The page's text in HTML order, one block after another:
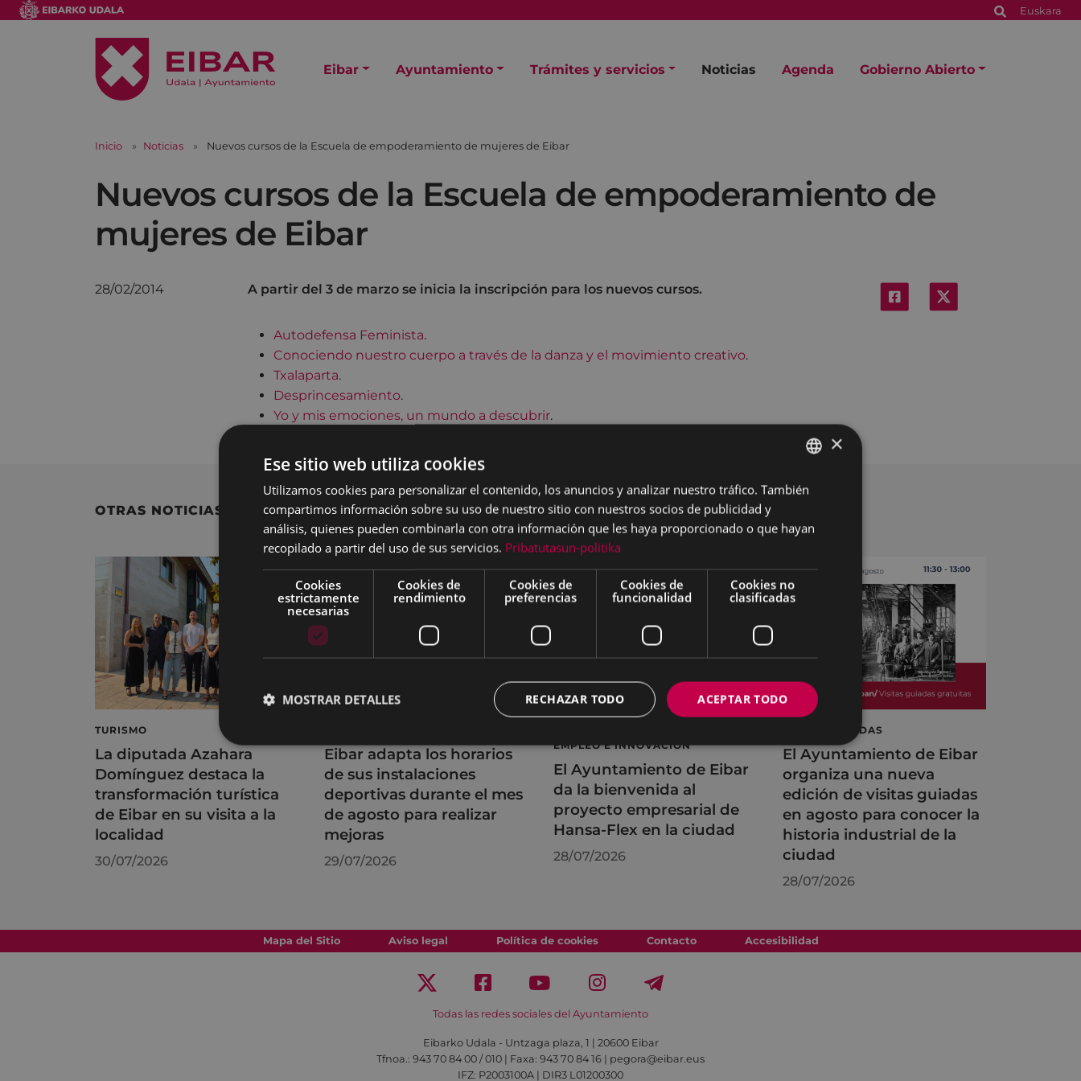
Euskara
Eibar Ayuntamiento Trámites y servicios Noticias Agenda Gobierno Abierto
Inicio Noticias Nuevos cursos de la Escuela de empoderamiento de mujeres de Eibar
Nuevos cursos de la Escuela de empoderamiento de
mujeres de Eibar
28/02/2014 A partir del 3 de marzo se inicia la inscripción para los nuevos cursos.
Autodefensa Feminista.
Conociendo nuestro cuerpo a través de la danza y el movimiento creativo.
Txalaparta.
Desprincesamiento.
Yo y mis emociones, un mundo a descubrir.
OTRAS NOTICIAS
TURISMO
La diputada Azahara
Domínguez destaca la
transformación turística
de Eibar en su visita a la
localidad
30/07/2026
Eibar adapta los horarios
de sus instalaciones
deportivas durante el mes
de agosto para realizar
mejoras
29/07/2026
EMPLEO E INNOVACIÓN
El Ayuntamiento de Eibar
da la bienvenida al
proyecto empresarial de
Hansa-Flex en la ciudad
28/07/2026
VISITAS GUIADAS
El Ayuntamiento de Eibar
organiza una nueva
edición de visitas guiadas
en agosto para conocer la
historia industrial de la
ciudad
28/07/2026
Mapa del Sitio Aviso legal Política de cookies Contacto Accesibilidad
Todas las redes sociales del Ayuntamiento
Eibarko Udala - Untzaga plaza, 1 | 20600 Eibar
Tfnoa.: 943 70 84 00 / 010 | Faxa: 943 70 84 16 | pegora@eibar.eus
IFZ: P2003100A | DIR3 L01200300
BASQUE
×
Ese sitio web utiliza cookies
Utilizamos cookies para personalizar el contenido, los anuncios y analizar nuestro tráfico. También
compartimos información sobre su uso de nuestro sitio con nuestros socios de publicidad y
análisis, quienes pueden combinarla con otra información que les haya proporcionado o que hayan
recopilado a partir del uso de sus servicios. Pribatutasun-politika
Cookies
estrictamente
necesarias
Cookies de
rendimiento
Cookies de
preferencias
Cookies de
funcionalidad
Cookies no
clasificadas
ACEPTAR TODO
RECHAZAR TODO
MOSTRAR DETALLES